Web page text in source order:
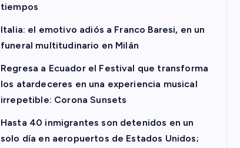
tiempos
Italia: el emotivo adiós a Franco Baresi, en un
funeral multitudinario en Milán
Regresa a Ecuador el Festival que transforma
los atardeceres en una experiencia musical
irrepetible: Corona Sunsets
Hasta 40 inmigrantes son detenidos en un
solo día en aeropuertos de Estados Unidos;